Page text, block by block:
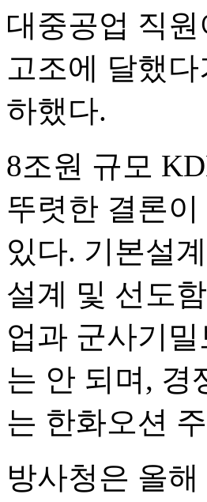
대중공업 직
고조에 달했
하했다.
8조원 규모
뚜렷한 결론
있다. 기본설
설계 및 선도
업과 군사기
는 안 되며, 경
는 한화오션
방사청은 올